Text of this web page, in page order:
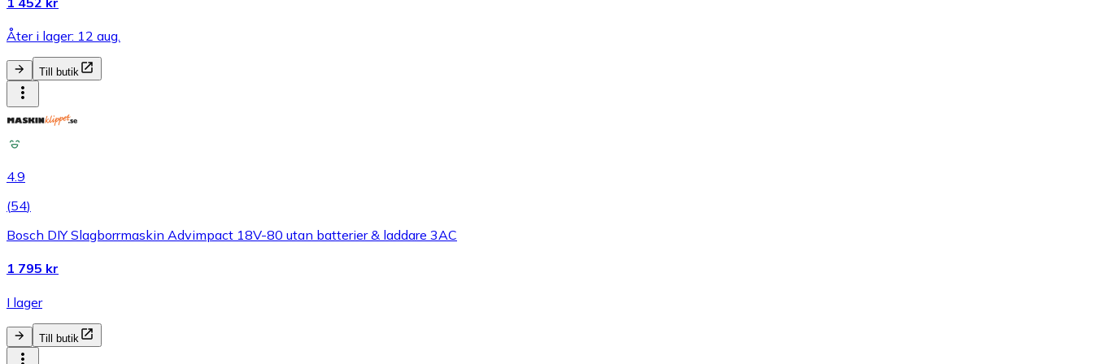
Åter i lager: 12 aug.
Till butik
4.9
(54)
Bosch DIY Slagborrmaskin Advimpact 18V-80 utan batterier & laddare 3AC
1 795 kr
I lager
Till butik